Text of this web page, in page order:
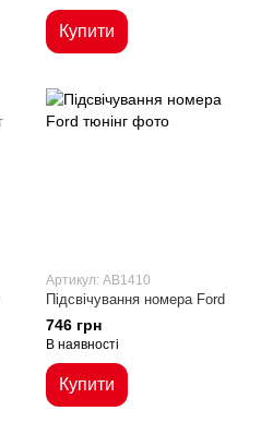
Купити
Артикул: AB1410
Підсвічування номера Ford
746 грн
В наявності
Купити